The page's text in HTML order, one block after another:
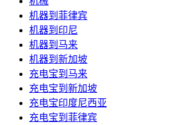
机器到菲律宾
机器到印尼
机器到马来
机器到新加坡
充电宝到马来
充电宝到新加坡
充电宝印度尼西亚
充电宝到菲律宾